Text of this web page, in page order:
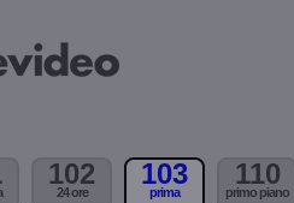
102
24 ore
103
prima
110
primo piano